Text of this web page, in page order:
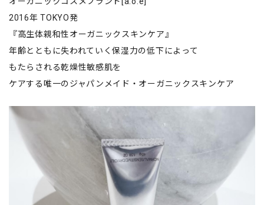
2016年 TOKYO発
『高生体親和性オーガニックスキンケア』
年齢とともに失われていく保湿力の低下によって
もたらされる乾燥性敏感肌を
ケアする唯一のジャパンメイド・オーガニックスキンケア